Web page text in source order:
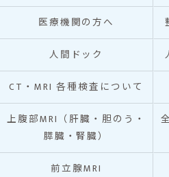
医療機関の方へ
人間ドック
CT・MRI 各種検査について
上腹部MRI（肝臓・胆のう・
膵臓・腎臓）
前立腺MRI